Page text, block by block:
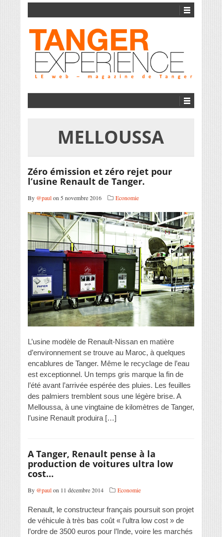
MELLOUSSA
Zéro émission et zéro rejet pour
l’usine Renault de Tanger.
By @paulon 5 novembre 2016 Economie
L’usine modèle de Renault-Nissan en matière
d’environnement se trouve au Maroc, à quelques
encablures de Tanger. Même le recyclage de l’eau
est exceptionnel. Un temps gris marque la fin de
l’été avant l’arrivée espérée des pluies. Les feuilles
des palmiers tremblent sous une légère brise. A
Melloussa, à une vingtaine de kilomètres de Tanger,
l’usine Renault produira […]
A Tanger, Renault pense à la
production de voitures ultra low
cost…
By @paulon 11 décembre 2014 Economie
Renault, le constructeur français poursuit son projet
de véhicule à très bas coût « l’ultra low cost » de
l’ordre de 3500 euros pour l’Inde, voire les marchés